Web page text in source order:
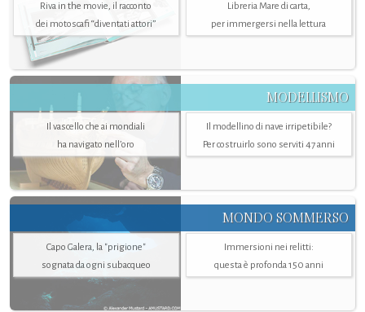
Riva in the movie, il racconto
dei motoscafi “diventati attori”
Libreria Mare di carta,
per immergersi nella lettura
MODELLISMO
Il vascello che ai mondiali
ha navigato nell’oro
Il modellino di nave irripetibile?
Per costruirlo sono serviti 47 anni
MONDO SOMMERSO
Capo Galera, la "prigione"
sognata da ogni subacqueo
Immersioni nei relitti:
questa è profonda 150 anni